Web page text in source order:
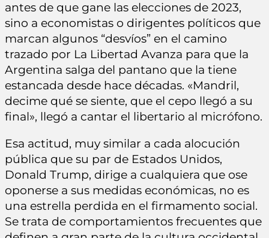
antes de que gane las elecciones de 2023,
sino a economistas o dirigentes políticos que
marcan algunos “desvíos” en el camino
trazado por La Libertad Avanza para que la
Argentina salga del pantano que la tiene
estancada desde hace décadas. «Mandril,
decime qué se siente, que el cepo llegó a su
final», llegó a cantar el libertario al micrófono.
Esa actitud, muy similar a cada alocución
pública que su par de Estados Unidos,
Donald Trump, dirige a cualquiera que ose
oponerse a sus medidas económicas, no es
una estrella perdida en el firmamento social.
Se trata de comportamientos frecuentes que